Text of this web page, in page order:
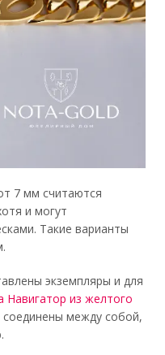
7 мм считаются
и могут
Такие варианты
экземпляры и для
Навигатор из желтого
между собой,